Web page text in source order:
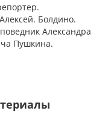
Болдино.
Александра
Пушкина.